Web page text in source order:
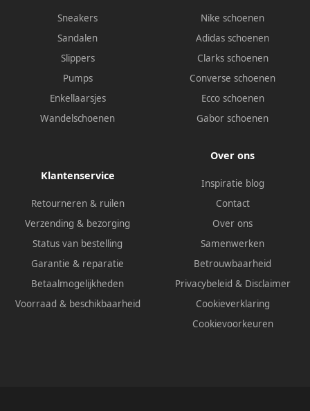
Sneakers
Sandalen
Slippers
Pumps
Enkellaarsjes
Wandelschoenen
Nike schoenen
Adidas schoenen
Clarks schoenen
Converse schoenen
Ecco schoenen
Gabor schoenen
Klantenservice
Retourneren & ruilen
Verzending & bezorging
Status van bestelling
Garantie & reparatie
Betaalmogelijkheden
Voorraad & beschikbaarheid
Over ons
Inspiratie blog
Contact
Over ons
Samenwerken
Betrouwbaarheid
Privacybeleid & Disclaimer
Cookieverklaring
Cookievoorkeuren